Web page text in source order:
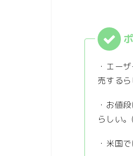
・エー
売するら
・お値
らしい
・米国